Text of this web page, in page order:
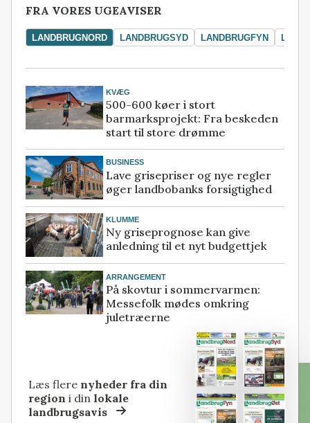
FRA VORES UGEAVISER
LANDBRUGNORD LANDBRUGSYD LANDBRUGFYN
KVÆG
500-600 køer i stort
barmarksprojekt: Fra beskeden
start til store drømme
BUSINESS
Lave grisepriser og nye regler
øger landbobanks forsigtighed
KLUMME
Ny griseprognose kan give
anledning til et nyt budgettjek
ARRANGEMENT
På skovtur i sommervarmen:
Messefolk mødes omkring
juletræerne
Læs flere nyheder fra din
region i dinlokale
landbrugsavis